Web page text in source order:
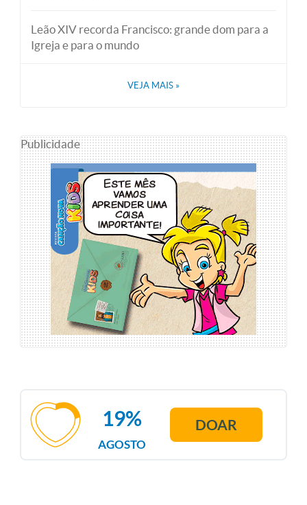
Leão XIV recorda Francisco: grande dom para a
Igreja e para o mundo
VEJA MAIS »
Publicidade
AGOSTO
19% DOAR